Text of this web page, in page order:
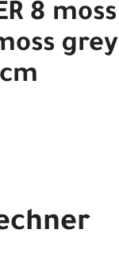
8 moss
grey